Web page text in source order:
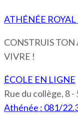
ATHÉNÉE ROYAL
CONSTRUIS TON
VIVRE !
ÉCOLE EN LIGNE
Rue du collège, 8
Athénée : 081/